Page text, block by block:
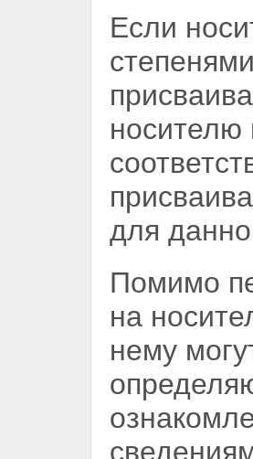
Если
носителю
для
Помимо
на
нему